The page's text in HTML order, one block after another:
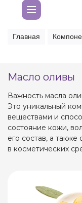
Главная
Масло оливы
Важность масла
Это уникальный
веществами и
состояние кожи,
его состав, а
в косметических